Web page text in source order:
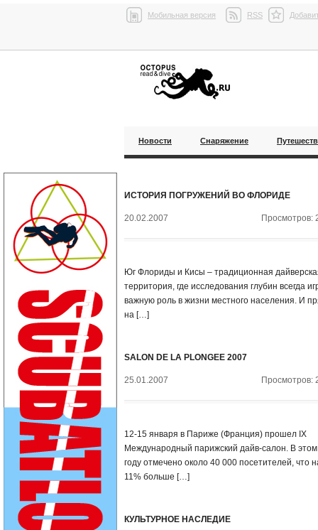
Мобильная версия RSS
Новости Снаряжение
ИСТОРИЯ ПОГРУЖЕНИЙ ВО ФЛОРИДЕ
20.02.2007 Просмотров:
Юг Флориды и Кисы – традиционная
территория, где исследования глубин всегда
важную роль в жизни местного населения. И
на […]
SALON DE LA PLONGEE 2007
25.01.2007 Просмотров:
12-15 января в Париже (Франция) прошел IX
Международный парижский дайв-салон. В этом
году отмечено около 40 000 посетителей, что
11% больше […]
КУЛЬТУРНОЕ НАСЛЕДИЕ